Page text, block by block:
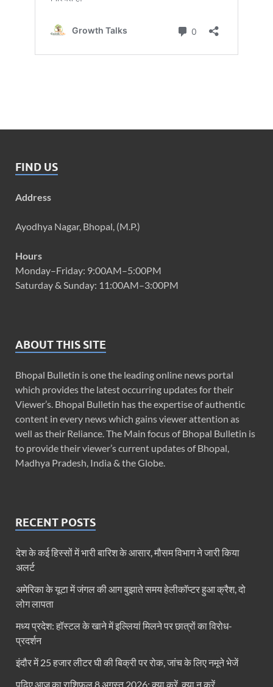
FIND US
Address
Ayodhya Nagar, Bhopal, (M.P.)
Hours
Monday–Friday: 9:00AM–5:00PM
Saturday & Sunday: 11:00AM–3:00PM
ABOUT THIS SITE
Bhopal Bulletin is one the leading online news portal
which provides the latest occurring updates for their
Viewer’s. Bhopal Bulletin has the expertise of authentic
content in every news which gains viewer attention as
well as their Reliance. The Main focus of Bhopal Bulletin is
to provide their viewer’s current updates of Bhopal,
Madhya Pradesh, India & the Globe.
RECENT POSTS
देश के कई हिस्सों में भारी बारिश के आसार, मौसम विभाग ने जारी किया
अलर्ट
अमेरिका के यूटा में जंगल की आग बुझाते समय हेलीकॉप्टर हुआ क्रैश, दो
लोग लापता
मध्य प्रदेश: हॉस्टल के खाने में इल्लियां मिलने पर छात्रों का विरोध-
प्रदर्शन
इंदौर में 25 हजार लीटर घी की बिक्री पर रोक, जांच के लिए नमूने भेजें
पढ़िए आज का राशिफल 8 अगस्त 2026: क्या करें, क्या न करें…